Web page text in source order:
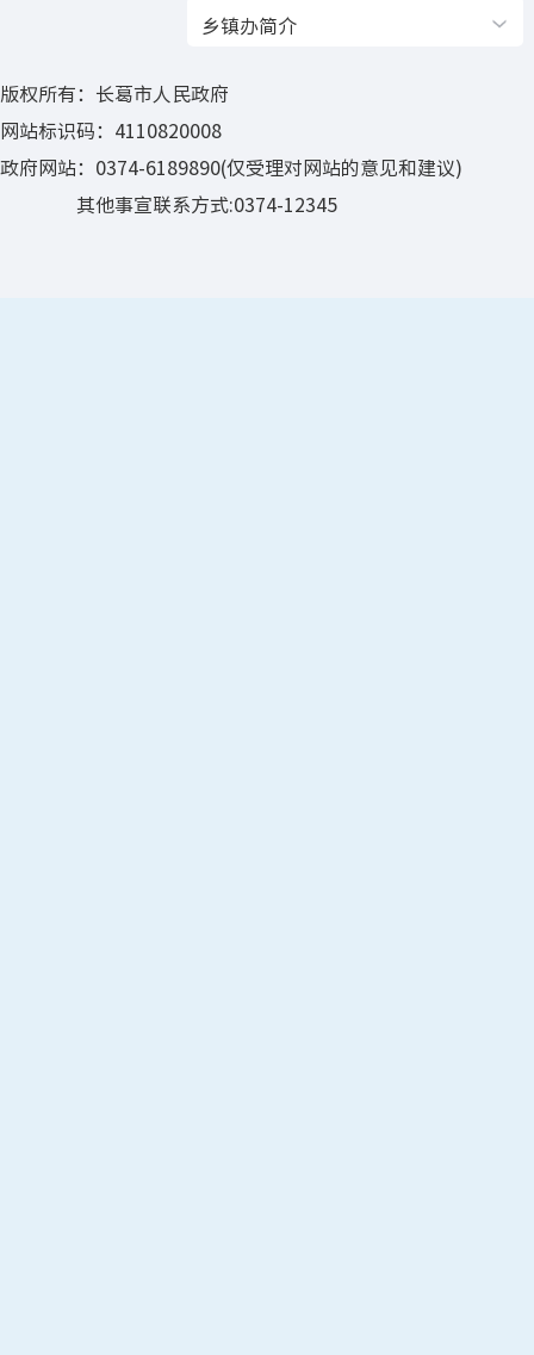
乡镇办简介
版权所有：长葛市人民政府
网站标识码：4110820008
政府网站：0374-6189890(仅受理对网站的意见和建议)
其他事宣联系方式:0374-12345